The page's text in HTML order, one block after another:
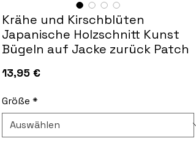
Krähe und Kirschblüten
Japanische Holzschnitt Kunst
Bügeln auf Jacke zurück Patch
13,95 €Preis
Größe *